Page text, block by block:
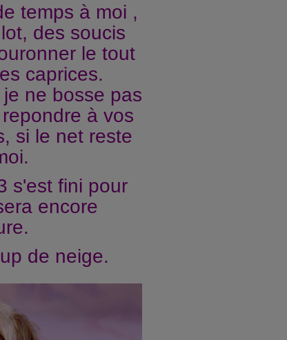
temps à moi ,
des soucis
le tout
caprices.
ne bosse pas
à vos
si le net reste
s'est fini pour
encore
de neige.